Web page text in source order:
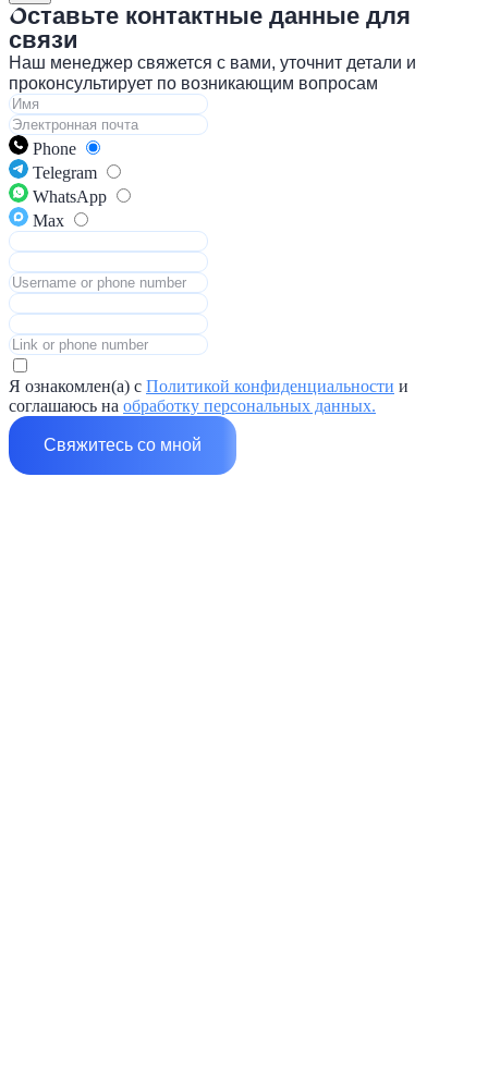
Оставьте контактные данные для
связи
Наш менеджер свяжется с вами, уточнит детали и
проконсультирует по возникающим вопросам
Phone
Telegram
WhatsApp
Max
Я ознакомлен(а) с Политикой конфиденциальности и
соглашаюсь на обработку персональных данных.
Свяжитесь со мной